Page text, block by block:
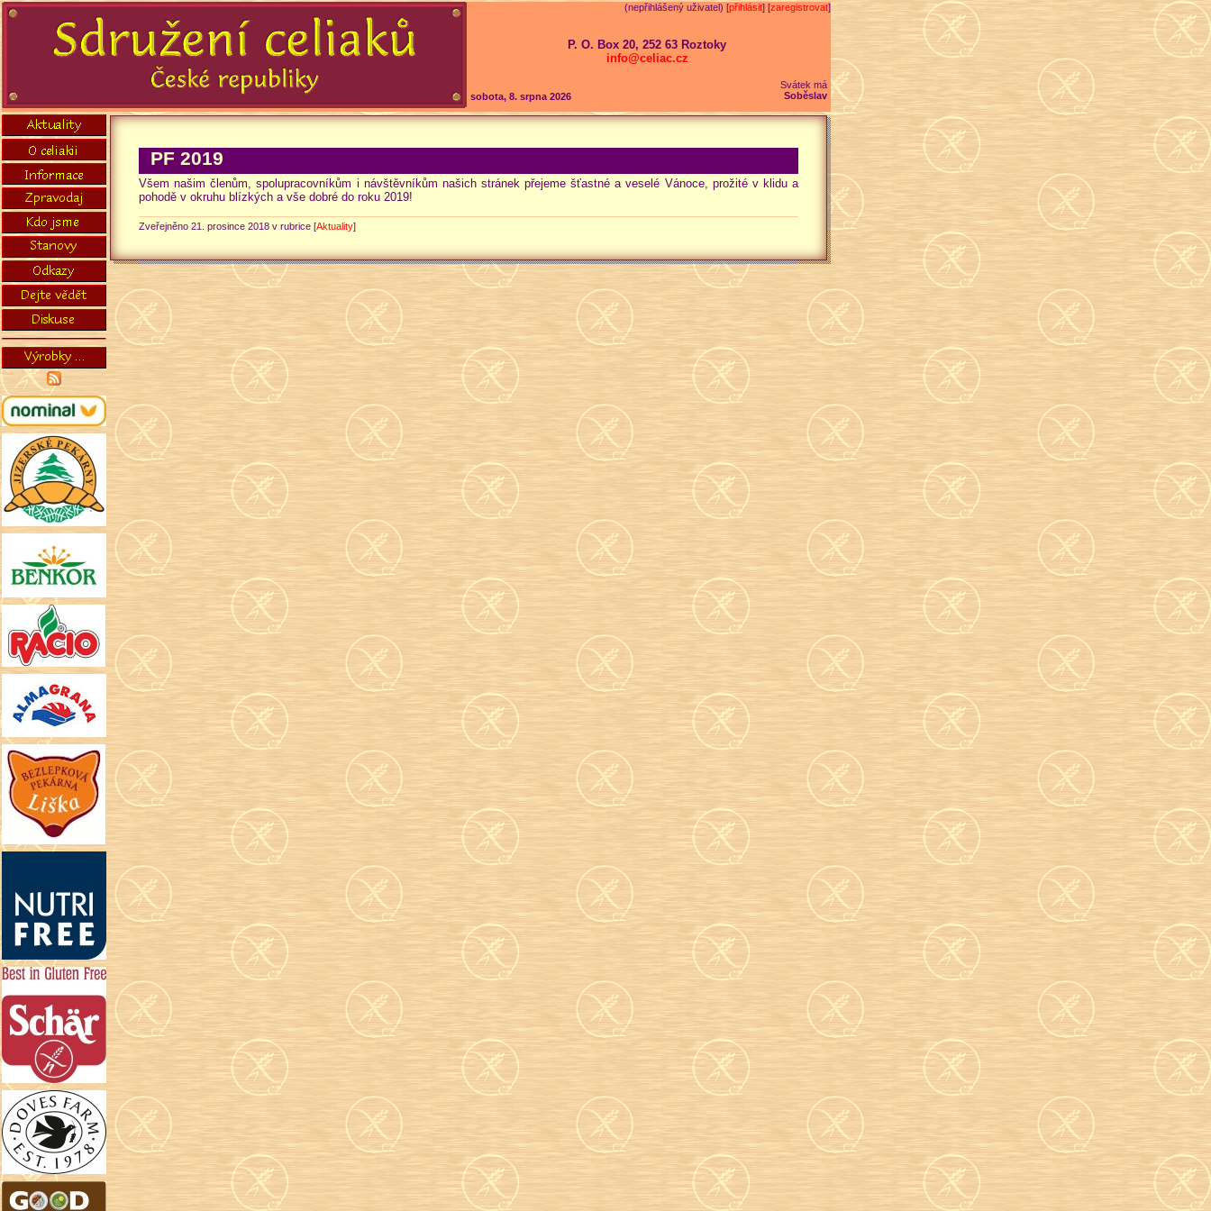
(nepřihlášený uživatel) [přihlásit] [zaregistrovat]
sobota, 8. srpna 2026
Svátek má
Soběslav
P. O. Box 20, 252 63 Roztoky
info@celiac.cz
PF 2019
Všem našim členům, spolupracovníkům i návštěvníkům našich stránek přejeme šťastné a veselé Vánoce, prožité v klidu a
pohodě v okruhu blízkých a vše dobré do roku 2019!
Zveřejněno 21. prosince 2018 v rubrice [Aktuality]